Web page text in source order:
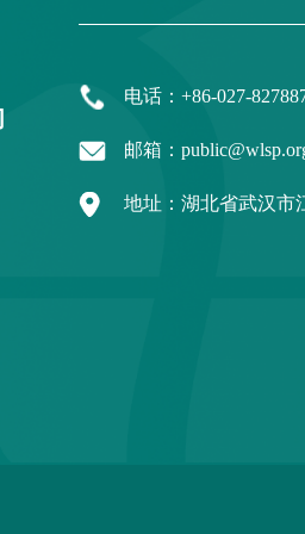
电话：+86-027-
邮箱：
地址：湖北省武汉市